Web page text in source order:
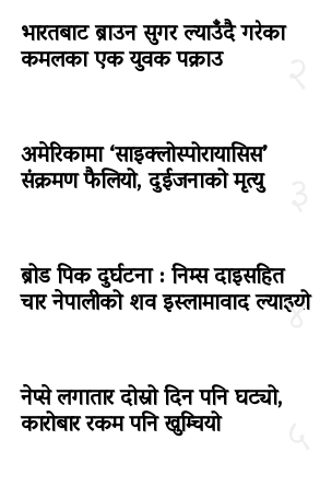
भारतबाट ब्राउन सुगर ल्याउँदै गरेका
कमलका एक युवक पक्राउ
अमेरिकामा ‘साइक्लोस्पोरायासिस’
संक्रमण फैलियो, दुईजनाको मृत्यु
४
ब्रोड पिक दुर्घटना : निम्स दाइसहित
चार नेपालीको शव इस्लामावाद ल्याइयो
नेप्से लगातार दोस्रो दिन पनि घट्यो,
कारोबार रकम पनि खुम्चियो